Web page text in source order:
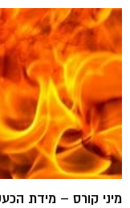
מיני קורס – מידת